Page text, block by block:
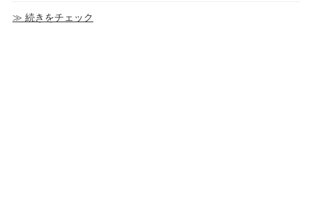
≫ 続きをチェック